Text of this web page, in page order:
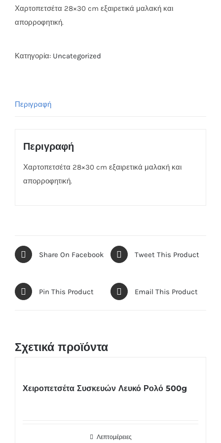
Χαρτοπετσέτα 28×30 cm εξαιρετικά μαλακή και
απορροφητική.
Κατηγορία: Uncategorized
Περιγραφή
Περιγραφή
Χαρτοπετσέτα 28×30 cm εξαιρετικά μαλακή και
απορροφητική.
Share On Facebook Tweet This Product
Pin This Product Email This Product
Σχετικά προϊόντα
Χειροπετσέτα Συσκευών Λευκό Ρολό 500g
Λεπτομέρειες